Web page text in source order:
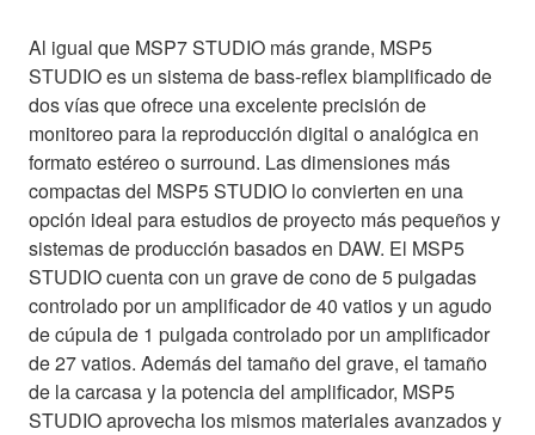
Al igual que MSP7 STUDIO más grande, MSP5
STUDIO es un sistema de bass-reflex biamplificado de
dos vías que ofrece una excelente precisión de
monitoreo para la reproducción digital o analógica en
formato estéreo o surround. Las dimensiones más
compactas del MSP5 STUDIO lo convierten en una
opción ideal para estudios de proyecto más pequeños y
sistemas de producción basados en DAW. El MSP5
STUDIO cuenta con un grave de cono de 5 pulgadas
controlado por un amplificador de 40 vatios y un agudo
de cúpula de 1 pulgada controlado por un amplificador
de 27 vatios. Además del tamaño del grave, el tamaño
de la carcasa y la potencia del amplificador, MSP5
STUDIO aprovecha los mismos materiales avanzados y